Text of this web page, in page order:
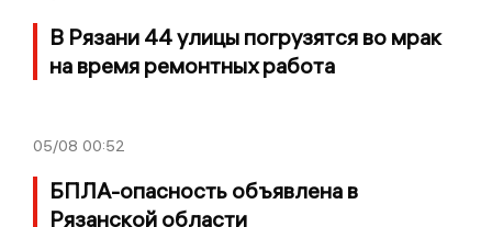
В Рязани 44 улицы погрузятся во мрак
на время ремонтных работа
05/08 00:52
БПЛА-опасность объявлена в
Рязанской области